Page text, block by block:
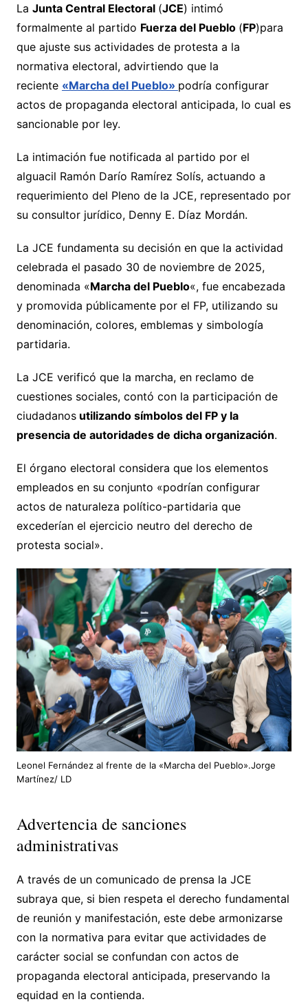
La Junta Central Electoral (JCE) intimó
formalmente al partido Fuerza del Pueblo (FP)para
que ajuste sus actividades de protesta a la
normativa electoral, advirtiendo que la
reciente «Marcha del Pueblo» podría configurar
actos de propaganda electoral anticipada, lo cual es
sancionable por ley.
La intimación fue notificada al partido por el
alguacil Ramón Darío Ramírez Solís, actuando a
requerimiento del Pleno de la JCE, representado por
su consultor jurídico, Denny E. Díaz Mordán.
La JCE fundamenta su decisión en que la actividad
celebrada el pasado 30 de noviembre de 2025,
denominada «Marcha del Pueblo«, fue encabezada
y promovida públicamente por el FP, utilizando su
denominación, colores, emblemas y simbología
partidaria.
La JCE verificó que la marcha, en reclamo de
cuestiones sociales, contó con la participación de
ciudadanosutilizando símbolos del FP y la
presencia de autoridades de dicha organización.
El órgano electoral considera que los elementos
empleados en su conjunto «podrían configurar
actos de naturaleza político-partidaria que
excederían el ejercicio neutro del derecho de
protesta social».
Leonel Fernández al frente de la «Marcha del Pueblo».Jorge
Martínez/ LD
Advertencia de sanciones
administrativas
A través de un comunicado de prensa la JCE
subraya que, si bien respeta el derecho fundamental
de reunión y manifestación, este debe armonizarse
con la normativa para evitar que actividades de
carácter social se confundan con actos de
propaganda electoral anticipada, preservando la
equidad en la contienda.